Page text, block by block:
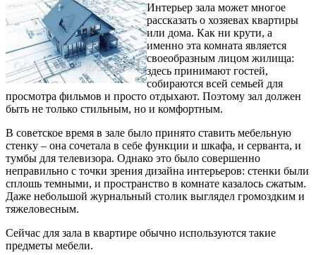
Интерьер зала может многое
рассказать о хозяевах квартиры
или дома. Как ни крути, а
именно эта комната является
своеобразным лицом жилища:
здесь принимают гостей,
собираются всей семьей для
просмотра фильмов и просто отдыхают. Поэтому зал должен
быть не только стильным, но и комфортным.
В советское время в зале было принято ставить мебельную
стенку – она сочетала в себе функции и шкафа, и серванта, и
тумбы для телевизора. Однако это было совершенно
неправильно с точки зрения дизайна интерьеров: стенки были
сплошь темными, и пространство в комнате казалось сжатым.
Даже небольшой журнальный столик выглядел громоздким и
тяжеловесным.
Сейчас для зала в квартире обычно используются такие
предметы мебели.